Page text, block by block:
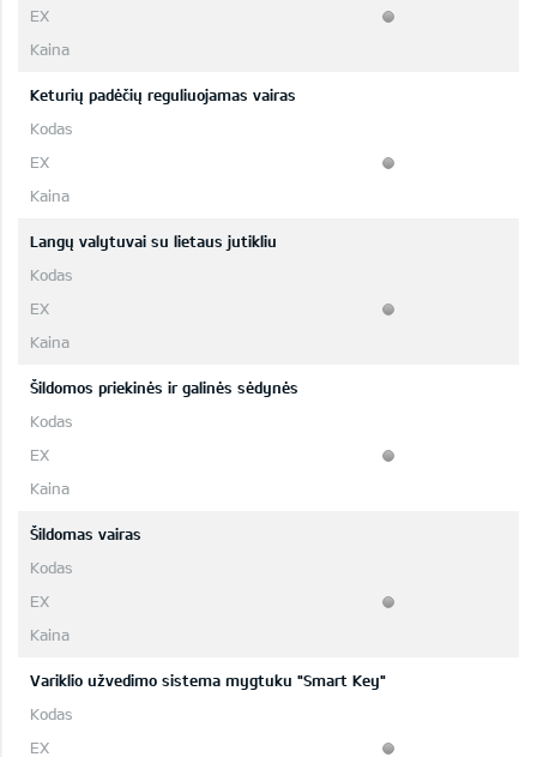
Keturių padėčių reguliuojamas vairas
Langų valytuvai su lietaus jutikliu
Šildomos priekinės ir galinės sėdynės
Šildomas vairas
Variklio užvedimo sistema mygtuku "Smart Key"